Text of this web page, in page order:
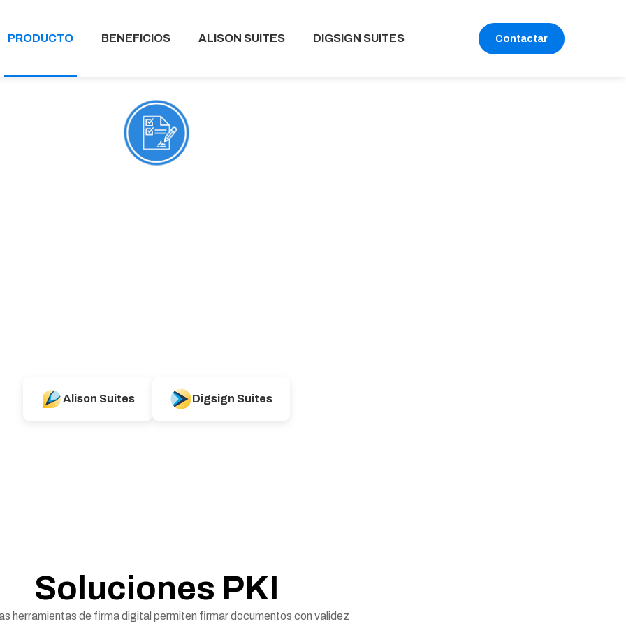
PRODUCTO BENEFICIOS ALISON SUITES DIGSIGN SUITES Contactar
Alison Suites Digsign Suites
Soluciones PKI
herramientas de firma digital permiten firmar documentos con validez